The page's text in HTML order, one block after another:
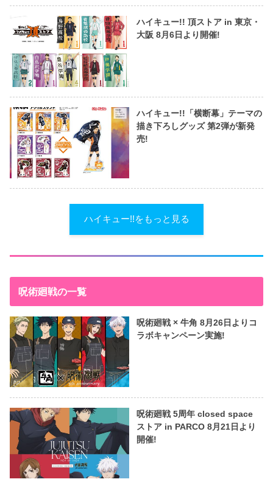
ハイキュー!! 頂ストア in 東京・
大阪 8月6日より開催!
ハイキュー!!「横断幕」テーマの
描き下ろしグッズ 第2弾が新発
売!
ハイキュー!!をもっと見る
呪術廻戦の一覧
呪術廻戦 × 牛角 8月26日よりコ
ラボキャンペーン実施!
呪術廻戦 5周年 closed space
ストア in PARCO 8月21日より
開催!